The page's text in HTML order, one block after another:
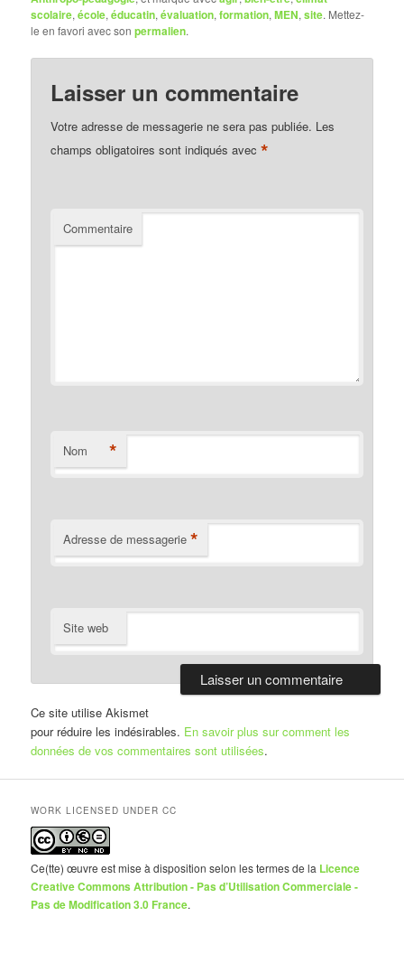
scolaire,école,éducatin,évaluation,formation,MEN,site. Mettez-
le en favori avec sonpermalien.
Laisser un commentaire
Votre adresse de messagerie ne sera pas publiée. Les
champs obligatoires sont indiqués avec*
Commentaire
Nom *
Adresse de messagerie *
Site web
Ce site utilise Akismet
pour réduire les indésirables. En savoir plus sur comment les
données de vos commentaires sont utilisées.
WORK LICENSED UNDER CC
Ce(tte) œuvre est mise à disposition selon les termes de la Licence
Creative Commons Attribution - Pas d’Utilisation Commerciale -
Pas de Modification 3.0 France.